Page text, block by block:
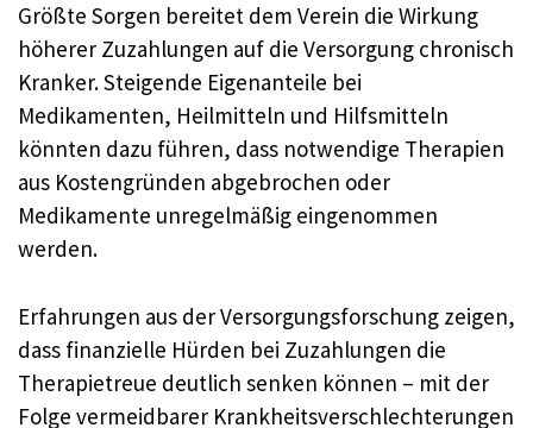
Größte Sorgen bereitet dem Verein die Wirkung
höherer Zuzahlungen auf die Versorgung chronisch
Kranker. Steigende Eigenanteile bei
Medikamenten, Heilmitteln und Hilfsmitteln
könnten dazu führen, dass notwendige Therapien
aus Kostengründen abgebrochen oder
Medikamente unregelmäßig eingenommen
werden.
Erfahrungen aus der Versorgungsforschung zeigen,
dass finanzielle Hürden bei Zuzahlungen die
Therapietreue deutlich senken können – mit der
Folge vermeidbarer Krankheitsverschlechterungen